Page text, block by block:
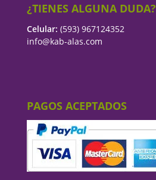
¿TIENES ALGUNA DUDA?
Celular: (593) 967124352
info@kab-alas.com
PAGOS ACEPTADOS